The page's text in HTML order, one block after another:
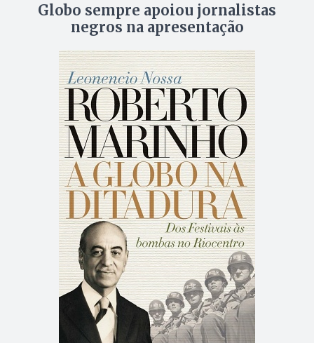
Globo sempre apoiou jornalistas
negros na apresentação